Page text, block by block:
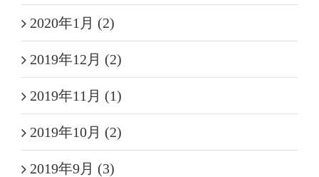
2020年1月 (2)
2019年12月 (2)
2019年11月 (1)
2019年10月 (2)
2019年9月 (3)